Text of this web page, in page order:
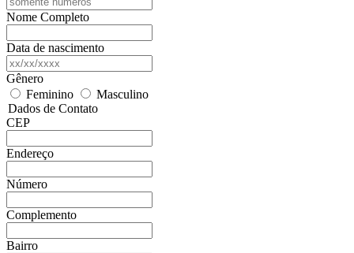
Nome Completo
Data de nascimento
Gênero
Feminino
Masculino
Dados de Contato
CEP
Endereço
Número
Complemento
Bairro